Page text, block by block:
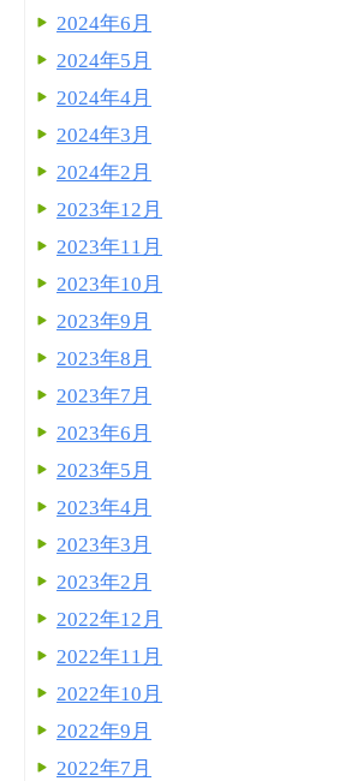
2024年6月
2024年5月
2024年4月
2024年3月
2024年2月
2023年12月
2023年11月
2023年10月
2023年9月
2023年8月
2023年7月
2023年6月
2023年5月
2023年4月
2023年3月
2023年2月
2022年12月
2022年11月
2022年10月
2022年9月
2022年7月